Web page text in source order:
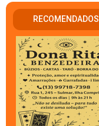
RECOMENDADOS